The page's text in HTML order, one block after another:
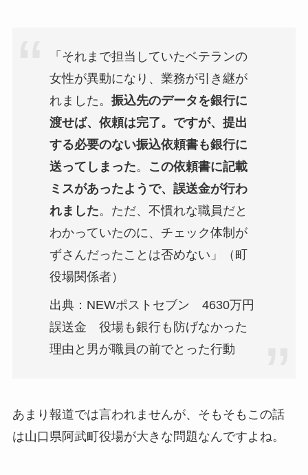
「それまで担当していたベテランの
女性が異動になり、業務が引き継が
れました。 振込先のデータを銀行に
渡せば、依頼は完了。ですが、提出
する必要のない振込依頼書も銀行に
送ってしまった。
この依頼書に記載
ミスがあったようで、誤送金が行わ
れました。ただ、不慣れな職員だと
わかっていたのに、チェック体制が
ずさんだったことは否めない」（町
役場関係者）
出典：NEWポストセブン 4630万円
誤送金 役場も銀行も防げなかった
理由と男が職員の前でとった行動
あまり報道では言われませんが、そもそもこの話
は山口県阿武町役場が大きな問題なんですよね。